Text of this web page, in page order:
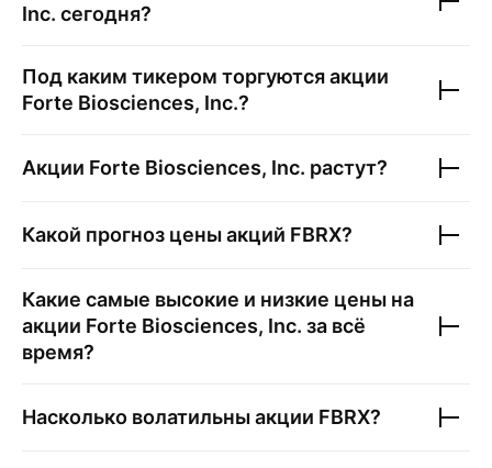
Inc. сегодня?
Под каким тикером торгуются акции
Forte Biosciences, Inc.?
Акции Forte Biosciences, Inc. растут?
Какой прогноз цены акций FBRX?
Какие самые высокие и низкие цены на
акции Forte Biosciences, Inc. за всё
время?
Насколько волатильны акции FBRX?